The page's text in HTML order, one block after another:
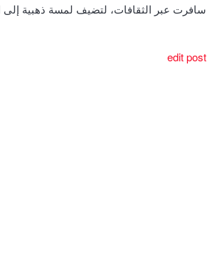
سافرت عبر الثقافات، لتضيف لمسة ذهبية
edit post